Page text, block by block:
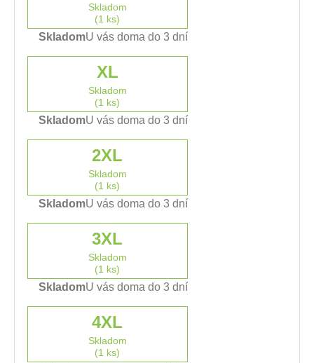
Skladom
(1 ks)
SkladomU vás doma do 3 dní
XL
Skladom
(1 ks)
SkladomU vás doma do 3 dní
2XL
Skladom
(1 ks)
SkladomU vás doma do 3 dní
3XL
Skladom
(1 ks)
SkladomU vás doma do 3 dní
4XL
Skladom
(1 ks)